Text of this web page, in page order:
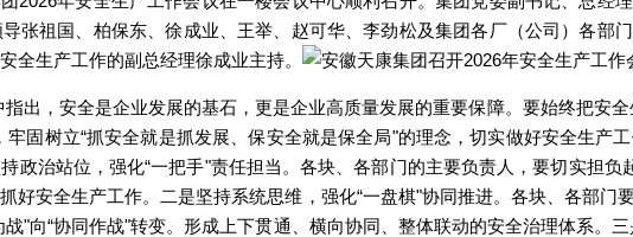
张祖国、柏保东、徐成业、王举、赵可华、李劲松及集团各厂（公司）各部
全生产工作的副总经理徐成业主持。
出，安全是企业发展的基石，更是企业高质量发展的重要保障。要始终把安
固树立“抓安全就是抓发展、保安全就是保全局"的理念，切实做好安全生产
政治站位，强化“一把手"责任担当。各块、各部门的主要负责人，要切实担负
好安全生产工作。二是坚持系统思维，强化“一盘棋"协同推进。各块、各部门
"向“协同作战"转变。形成上下贯通、横向协同、整体联动的安全治理体系。